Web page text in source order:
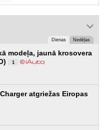
Dienas Nedēļas
modeļa, jaunā krosovera
1
atgriežas Eiropas